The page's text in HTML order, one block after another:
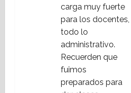
carga muy fuerte
para los docentes,
todo lo
administrativo.
Recuerden que
fuimos
preparados para